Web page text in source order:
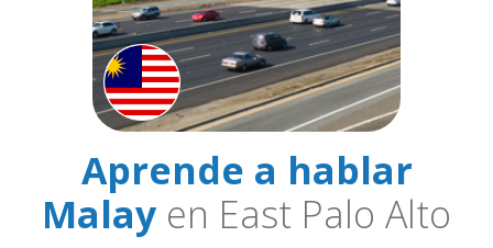
Aprende a hablar
Malay en East Palo Alto